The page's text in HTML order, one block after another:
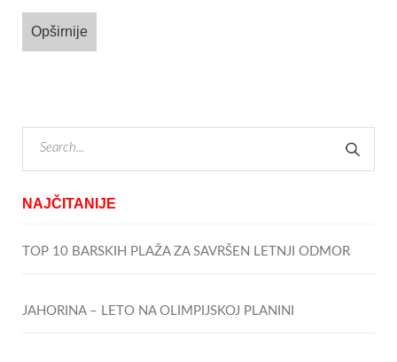
Opširnije
NAJČITANIJE
TOP 10 BARSKIH PLAŽA ZA SAVRŠEN LETNJI ODMOR
JAHORINA – LETO NA OLIMPIJSKOJ PLANINI